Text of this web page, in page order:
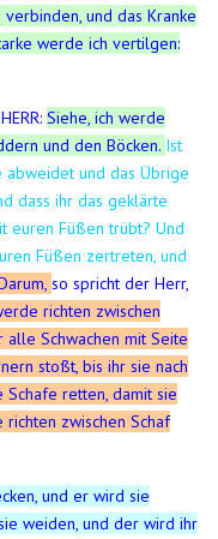
und das Kranke
werde ich vertilgen:
Siehe, ich werde
und den Böcken. Ist
abweidet und das Übrige
dass ihr das geklärte
euren Füßen trübt?Und
Füßen zertreten, und
so spricht der Herr,
richten zwischen
alle Schwachen mit Seite
stoßt, bis ihr sie nach
retten, damit sie
zwischen Schaf
und er wird sie
weiden, und der wird ihr